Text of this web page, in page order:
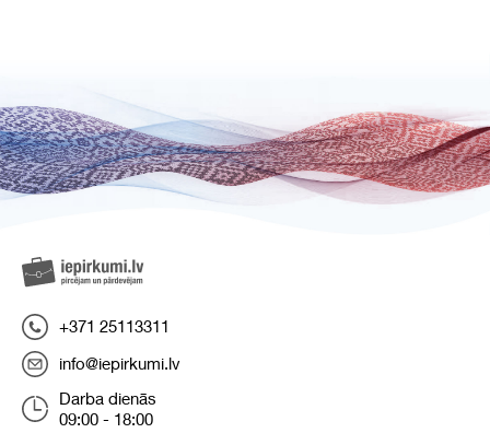
+371 25113311
info@iepirkumi.lv
Darba dienās
09:00 - 18:00